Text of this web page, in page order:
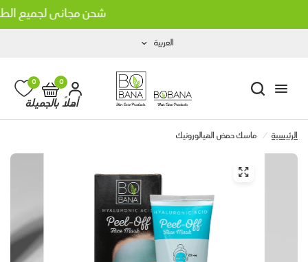
شحن مجاني لجميع
العربية
أهلاً بالجميلة
0
0
الرئيسية / ماسك حمض الهيالورونيك